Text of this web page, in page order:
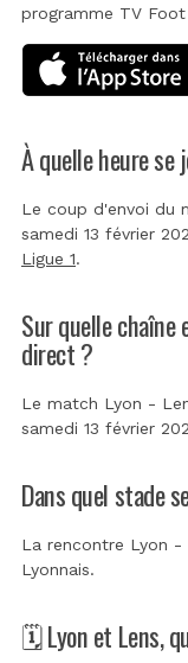
programme TV Foot
À quelle heure se
Le coup d'envoi du
samedi 13 février
Ligue 1.
Sur quelle
direct ?
Le match Lyon -
samedi 13 février
Dans quel stade
La rencontre Lyon -
Lyonnais.
🗓️ Lyon et Lens,